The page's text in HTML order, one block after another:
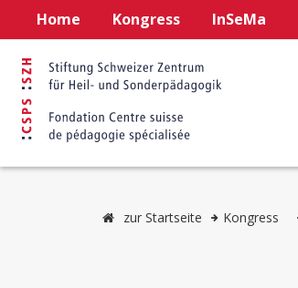
Home Kongress InSeMa
zur Startseite Kongress